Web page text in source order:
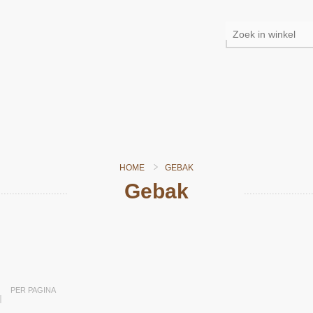
HOME GEBAK
Gebak
PER PAGINASnel bekijken